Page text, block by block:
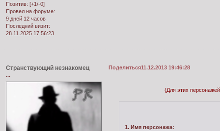
Позитив: [+1/-0]
Провел на форуме:
9 дней 12 часов
Последний визит:
28.11.2025 17:56:23
Поделиться11.12.2013 19:46:28
Странствующий незнакомец
...
(Для этих
1. Имя персонажа: